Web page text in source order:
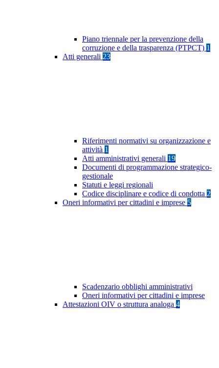
Piano triennale per la prevenzione della
corruzione e della trasparenza (PTPCT) 1
Atti generali 23
Riferimenti normativi su organizzazione e
attività 1
Atti amministrativi generali 19
Documenti di programmazione strategico-
gestionale
Statuti e leggi regionali
Codice disciplinare e codice di condotta 2
Oneri informativi per cittadini e imprese 5
Scadenzario obblighi amministrativi
Oneri informativi per cittadini e imprese
Attestazioni OIV o struttura analoga 4